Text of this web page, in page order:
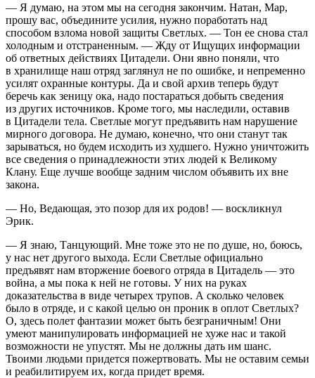
— Я думаю, на этом мы на сегодня закончим. Натан, Мар,
прошу вас, объедините усилия, нужно поработать над
способом взлома новой защиты Светлых. — Тон ее снова стал
холодным и отстраненным. — Жду от Ищущих информации
об ответных действиях Цитадели. Они явно поняли, что
в хранилище наш отряд заглянул не по ошибке, и непременно
усилят охранные контуры. Да и свой архив теперь будут
беречь как зеницу ока, надо постараться добыть сведения
из других источников. Кроме того, мы наследили, оставив
в Цитадели тела. Светлые могут предъявить нам нарушение
мирного договора. Не думаю, конечно, что они станут так
зарываться, но будем исходить из худшего. Нужно уничтожить
все сведения о принадлежности этих людей к Великому
Клану. Еще лучше вообще задним числом объявить их вне
закона.
— Но, Ведающая, это позор для их родов! — воскликнул
Эрик.
— Я знаю, Танцующий. Мне тоже это не по душе, но, боюсь,
у нас нет другого выхода. Если Светлые официально
предъявят нам вторжение боевого отряда в Цитадель — это
война, а мы пока к ней не готовы. У них на руках
доказательства в виде четырех трупов. А сколько человек
было в отряде, и с какой целью он проник в оплот Светлых?
О, здесь полет фантазии может быть безграничным! Они
умеют манипулировать информацией не хуже нас и такой
возможности не упустят. Мы не должны дать им шанс.
Твоими людьми придется пожертвовать. Мы не оставим семьи
и реабилитируем их, когда придет время.